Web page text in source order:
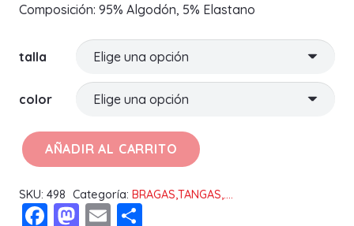
Composición: 95% Algodón, 5% Elastano
talla
color
BRAGA
19640
AÑADIR AL CARRITO
SKU: 498 Categoría: BRAGAS,TANGAS,....
Facebook
Mastodon
Email